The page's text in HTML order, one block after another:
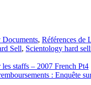
Documents, Références de
Sell, Scientology hard
staffs – 2007 French Pt4
: Enquête